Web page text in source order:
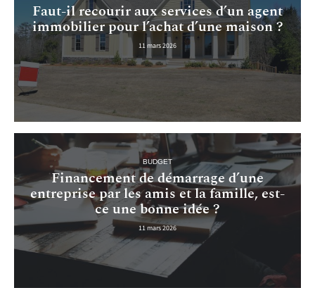
Faut-il recourir aux services d’un agent
immobilier pour l’achat d’une maison ?
11 mars 2026
BUDGET
Financement de démarrage d’une
entreprise par les amis et la famille, est-
ce une bonne idée ?
11 mars 2026